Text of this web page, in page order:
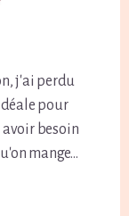
j'ai perdu
pour
avoir besoin
mange...